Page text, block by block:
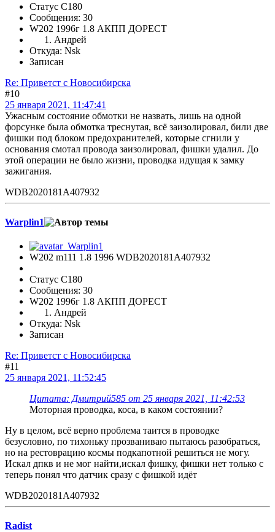
Статус C180
Сообщения: 30
W202 1996г 1.8 АКПП ДОРЕСТ
Андрей
Откуда: Nsk
Записан
Re: Приветст с Новосибирска
#10
25 января 2021, 11:47:41
Ужасным состояние обмотки не назвать, лишь на одной
форсунке была обмотка треснутая, всё заизолировал, били две
фишки под блоком предохранителей, которые сгнили у
основания смотал провода заизолировал, фишки удалил. До
этой операции не было жизни, проводка идущая к замку
зажигания.
WDB2020181A407932
Warplin1
W202 m111 1.8 1996 WDB2020181A407932
Статус C180
Сообщения: 30
W202 1996г 1.8 АКПП ДОРЕСТ
Андрей
Откуда: Nsk
Записан
Re: Приветст с Новосибирска
#11
25 января 2021, 11:52:45
Цитата: Дмитрий585 от 25 января 2021, 11:42:53
Моторная проводка, коса, в каком состоянии?
Ну в целом, всё верно проблема таится в проводке
безусловно, по тихоньку прозваниваю пытаюсь разобраться,
но на рестоврацию космы подкапотной решиться не могу.
Искал дпкв и не мог найти,искал фишку, фишки нет только с
теперь понял что датчик сразу с фишкой идёт
WDB2020181A407932
Radist